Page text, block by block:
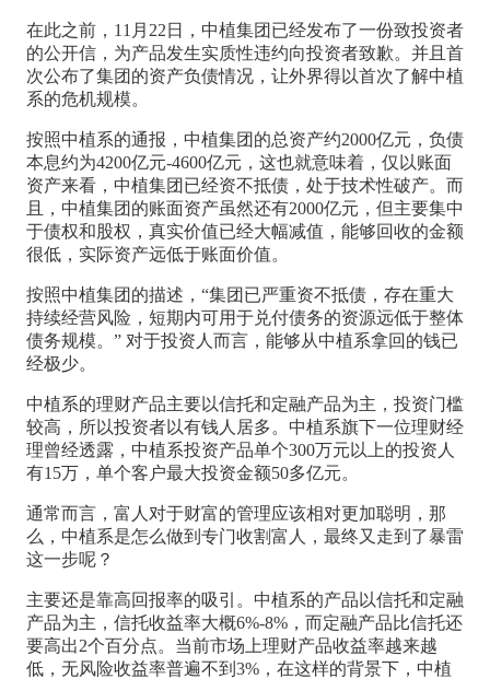
在此之前，11月22日，中植集团已经发布了一份致投资者
的公开信，为产品发生实质性违约向投资者致歉。并且首
次公布了集团的资产负债情况，让外界得以首次了解中植
系的危机规模。
按照中植系的通报，中植集团的总资产约2000亿元，负债
本息约为4200亿元-4600亿元，这也就意味着，仅以账面
资产来看，中植集团已经资不抵债，处于技术性破产。而
且，中植集团的账面资产虽然还有2000亿元，但主要集中
于债权和股权，真实价值已经大幅减值，能够回收的金额
很低，实际资产远低于账面价值。
按照中植集团的描述，“集团已严重资不抵债，存在重大
持续经营风险，短期内可用于兑付债务的资源远低于整体
债务规模。” 对于投资人而言，能够从中植系拿回的钱已
经极少。
中植系的理财产品主要以信托和定融产品为主，投资门槛
较高，所以投资者以有钱人居多。中植系旗下一位理财经
理曾经透露，中植系投资产品单个300万元以上的投资人
有15万，单个客户最大投资金额50多亿元。
通常而言，富人对于财富的管理应该相对更加聪明，那
么，中植系是怎么做到专门收割富人，最终又走到了暴雷
这一步呢？
主要还是靠高回报率的吸引。中植系的产品以信托和定融
产品为主，信托收益率大概6%-8%，而定融产品比信托还
要高出2个百分点。当前市场上理财产品收益率越来越
低，无风险收益率普遍不到3%，在这样的背景下，中植